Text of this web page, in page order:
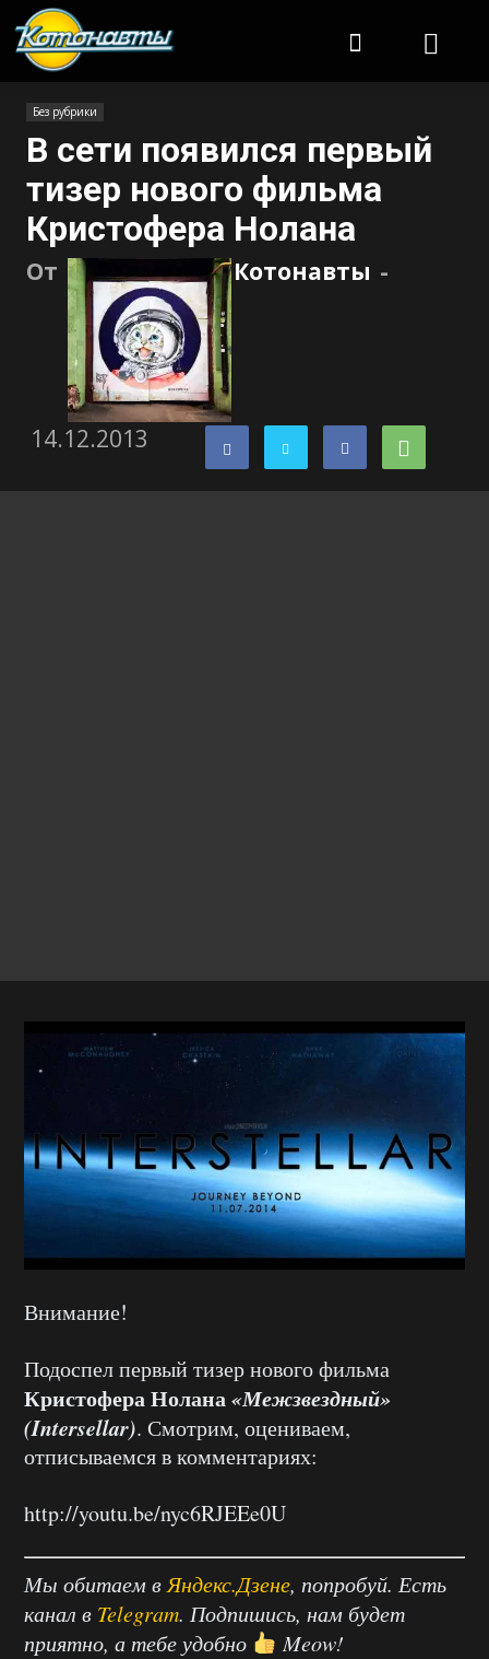
Без рубрики
В сети появился первый
тизер нового фильма
Кристофера Нолана
От Котонавты -
14.12.2013
Внимание!
Подоспел первый тизер нового фильма
Кристофера Нолана«Межзвездный»
(Intersellar). Смотрим, оцениваем,
отписываемся в комментариях:
http://youtu.be/nyc6RJEEe0U
Мы обитаем в Яндекс.Дзене, попробуй. Есть
канал в Telegram. Подпишись, нам будет
приятно, а тебе удобно
Meow!